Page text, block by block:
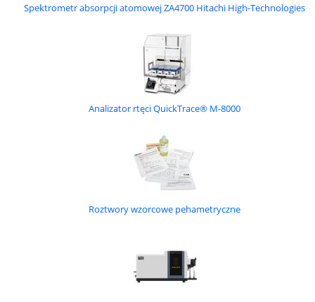
Spektrometr absorpcji atomowej ZA4700 Hitachi High-Technologies
Analizator rtęci QuickTrace® M-8000
Roztwory wzorcowe pehametryczne